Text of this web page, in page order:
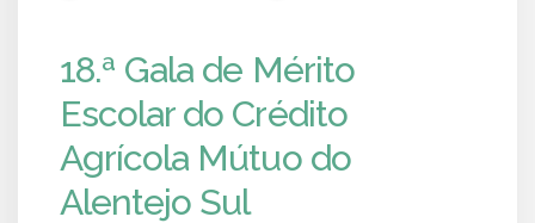
18.ª Gala de Mérito
Escolar do Crédito
Agrícola Mútuo do
Alentejo Sul